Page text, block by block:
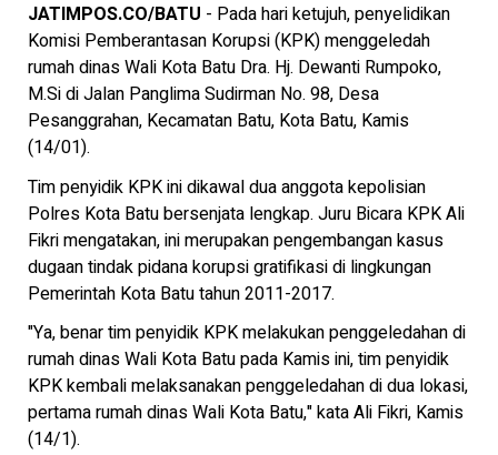
JATIMPOS.CO/BATU - Pada hari ketujuh, penyelidikan
Komisi Pemberantasan Korupsi (KPK) menggeledah
rumah dinas Wali Kota Batu Dra. Hj. Dewanti Rumpoko,
M.Si di Jalan Panglima Sudirman No. 98, Desa
Pesanggrahan, Kecamatan Batu, Kota Batu, Kamis
(14/01).
Tim penyidik KPK ini dikawal dua anggota kepolisian
Polres Kota Batu bersenjata lengkap. Juru Bicara KPK Ali
Fikri mengatakan, ini merupakan pengembangan kasus
dugaan tindak pidana korupsi gratifikasi di lingkungan
Pemerintah Kota Batu tahun 2011-2017.
"Ya, benar tim penyidik KPK melakukan penggeledahan di
rumah dinas Wali Kota Batu pada Kamis ini, tim penyidik
KPK kembali melaksanakan penggeledahan di dua lokasi,
pertama rumah dinas Wali Kota Batu," kata Ali Fikri, Kamis
(14/1).